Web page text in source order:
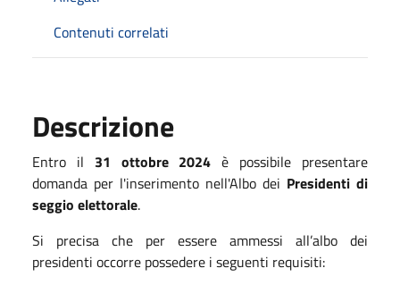
Contenuti correlati
Descrizione
Entro il 31 ottobre 2024è possibile presentare
domanda per l'inserimento nell'Albo dei Presidenti di
seggio elettorale.
Si precisa che per essere ammessi all’albo dei
presidenti occorre possedere i seguenti requisiti: